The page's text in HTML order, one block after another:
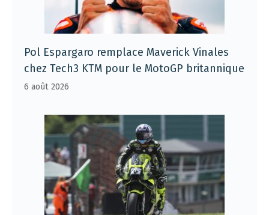
Pol Espargaro remplace Maverick Vinales
chez Tech3 KTM pour le MotoGP britannique
6 août 2026